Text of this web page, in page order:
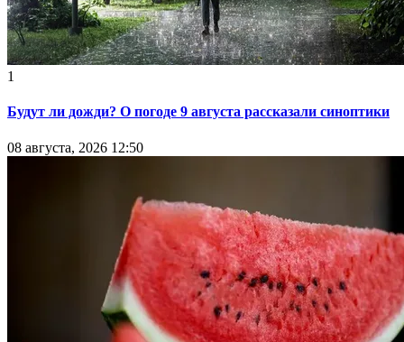
1
Будут ли дожди? О погоде 9 августа рассказали синоптики
08 августа, 2026 12:50